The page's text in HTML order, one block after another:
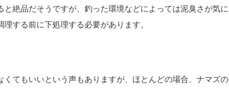
と絶品だそうですが、釣った環境などによっては泥臭さが気に
する前に下処理する必要があります。
くてもいいという声もありますが、ほとんどの場合、ナマズの